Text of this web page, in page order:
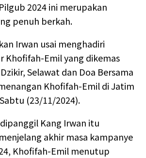
2024 ini merupakan
penuh berkah.
Irwan usai menghadiri
Khofifah-Emil yang dikemas
Selawat dan Doa Bersama
Khofifah-Emil di Jatim
(23/11/2024).
Kang Irwan itu
akhir masa kampanye
Khofifah-Emil menutup